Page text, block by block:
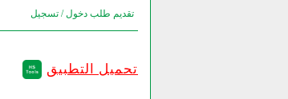
تقديم طلب دخول / تسجيل
تحميل التطبيق